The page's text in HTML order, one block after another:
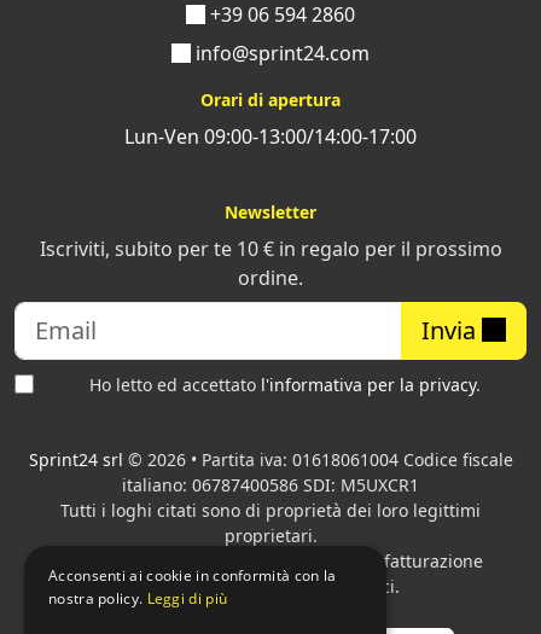
+39 06 594 2860
info@sprint24.com
Orari di apertura
Lun-Ven 09:00-13:00/14:00-17:00
Newsletter
Iscriviti, subito per te 10 € in regalo per il prossimo
ordine.
Invia
Ho letto ed accettato l'informativa per la privacy.
Sprint24 srl © 2026 • Partita iva: 01618061004 Codice fiscale
italiano: 06787400586 SDI: M5UXCR1
Tutti i loghi citati sono di proprietà dei loro legittimi
proprietari.
adibita alla fatturazione
elettronica per gli Enti pubblici.
Acconsenti ai cookie in conformità con la
nostra policy. Leggi di più